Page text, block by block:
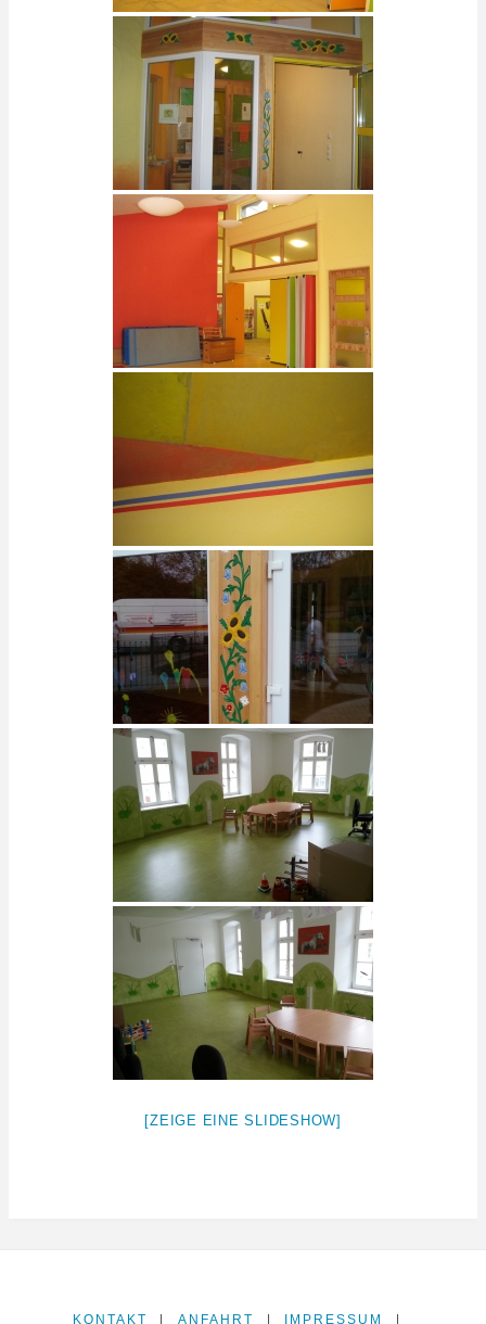
[ZEIGE EINE SLIDESHOW]
KONTAKT ANFAHRT IMPRESSUM